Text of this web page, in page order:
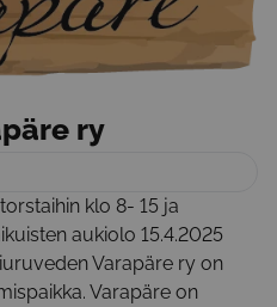
ry
klo 8- 15 ja
aukiolo 15.4.2025
Varapäre ry on
Varapäre on